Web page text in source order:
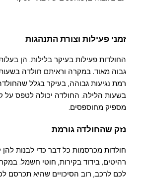
זמני פעילות וצורת התנהגות
החולדות פעילות בעיקר בלילות. הן
גבוה מאוד. במקרה וראיתם חולדה
רמת נגיעות גבוהה, בעיקר בגלל
בשעות הלילה. החולדה יכולה לטפס על
מספיק מחוספסים.
נזק שהחולדה גורמת
חולדות מכרסמות כל דבר כדי לבנות
רהיטים, בידוד בקירות, חוטי חשמל.
לכם לרכב, רוב הסיכויים שהיא תכרסם